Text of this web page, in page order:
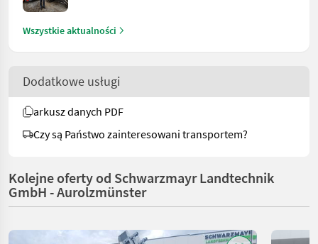
Wszystkie aktualności
Dodatkowe usługi
arkusz danych PDF
Czy są Państwo zainteresowani transportem?
Kolejne oferty od Schwarzmayr Landtechnik
GmbH - Aurolzmünster